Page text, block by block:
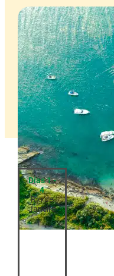
Días 1 -
4
Río de
Janeiro